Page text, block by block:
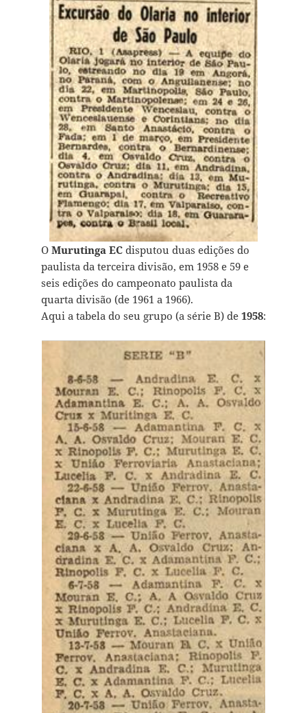
O Murutinga ECdisputou duas edições do
paulista da terceira divisão, em 1958 e 59 e
seis edições do campeonato paulista da
quarta divisão (de 1961 a 1966).
Aqui a tabela do seu grupo (a série B) de 1958: